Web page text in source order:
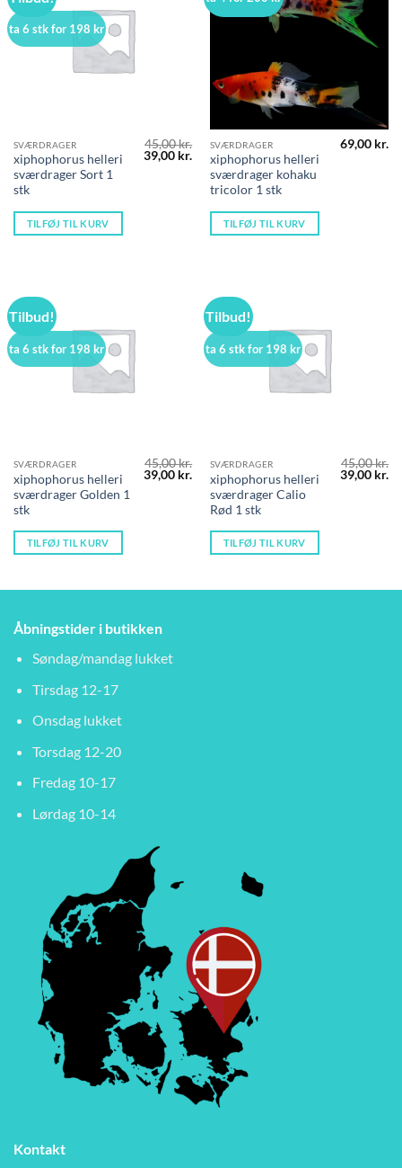
ta 6 stk for 198 kr
SVÆRDRAGER
xiphophorus helleri
sværdrager Sort 1
stk
45,00kr.
Den
oprindelige
39,00 kr. Den
aktuelle
pris
TILFØJ TIL KURV
SVÆRDRAGER
xiphophorus helleri
sværdrager kohaku
tricolor 1 stk
69,00 kr.
TILFØJ TIL KURV
Tilbud!
ta 6 stk for 198 kr
SVÆRDRAGER
xiphophorus helleri
sværdrager Golden 1
stk
45,00kr.
Den
oprindelige
39,00 kr.Den
aktuelle
pris
TILFØJ TIL KURV
Tilbud!
ta 6 stk for 198 kr
SVÆRDRAGER
xiphophorus helleri
sværdrager Calio
Rød 1 stk
45,00kr.
Den
39,00 kr.
TILFØJ TIL KURV
Åbningstider i butikken
Søndag/mandag lukket
Tirsdag 12-17
Onsdag lukket
Torsdag 12-20
Fredag 10-17
Lørdag 10-14
Kontakt